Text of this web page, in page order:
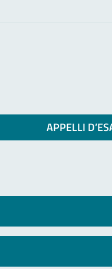
APPELLI